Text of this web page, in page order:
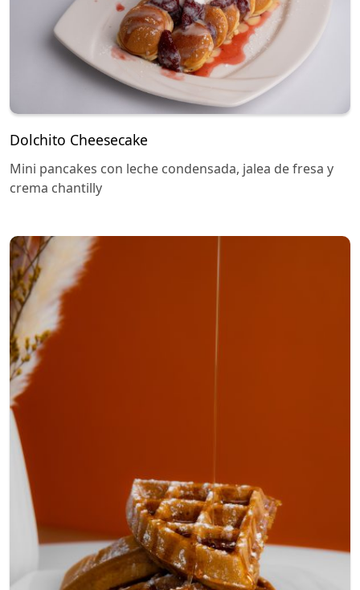
Dolchito Cheesecake
Mini pancakes con leche condensada, jalea de fresa y
crema chantilly